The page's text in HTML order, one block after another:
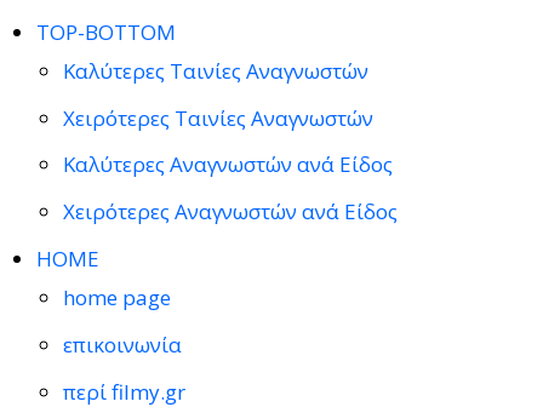
TOP-BOTTOM
Καλύτερες Ταινίες Αναγνωστών
Χειρότερες Ταινίες Αναγνωστών
Καλύτερες Αναγνωστών ανά Είδος
Χειρότερες Αναγνωστών ανά Είδος
HOME
home page
επικοινωνία
περί filmy.gr